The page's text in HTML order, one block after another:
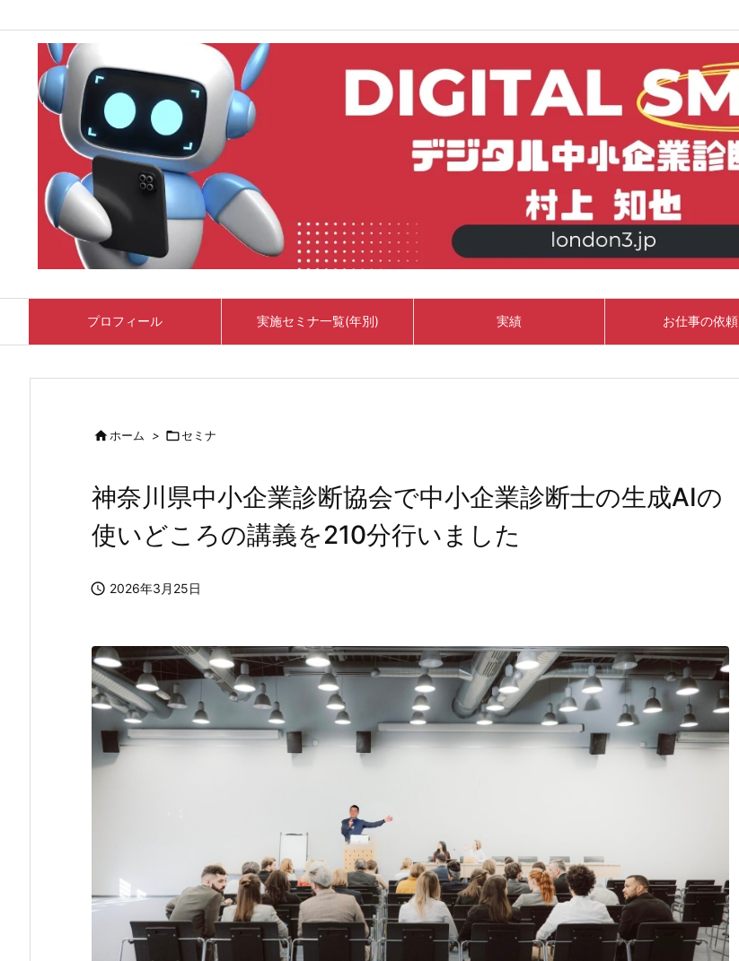
プロフィール 実施セミナ一覧(年別) 実績 お仕事の依頼
ホーム > セミナ
神奈川県中小企業診断協会で中小企業診断士の生成AIの
使いどころの講義を210分行いました
 2026年3月25日